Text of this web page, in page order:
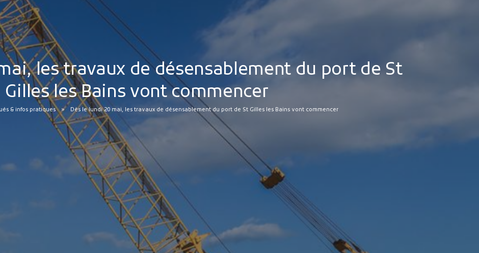
les travaux de désensablement du port de St
Gilles les Bains vont commencer
& infos pratiques Dès le lundi 20 mai, les travaux de désensablement du port de St Gilles les Bains vont commencer